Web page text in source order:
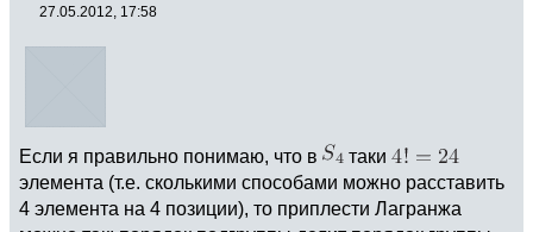
27.05.2012, 17:58
Если я правильно понимаю, что в
таки
элемента (т.е. сколькими способами можно расставить
4 элемента на 4 позиции), то приплести Лагранжа